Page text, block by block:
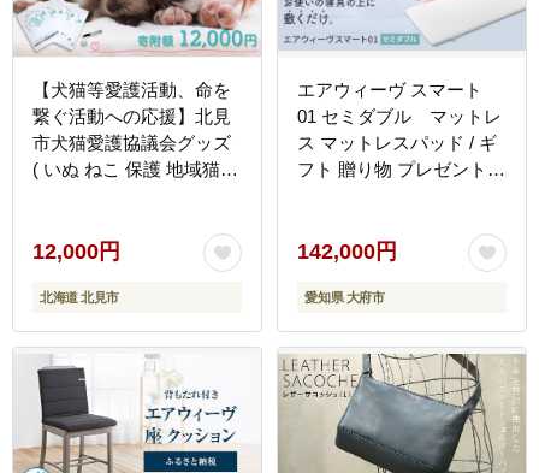
【犬猫等愛護活動、命を
繋ぐ活動への応援】北見
市犬猫愛護協議会グッズ
( いぬ ねこ 保護 地域猫
12,000円
北海道 北見市
エアウィーヴ スマート
01 セミダブル マットレ
ス マットレスパッド / ギ
フト 贈り物 プレゼント
元 お歳暮
142,000円
愛知県 大府市